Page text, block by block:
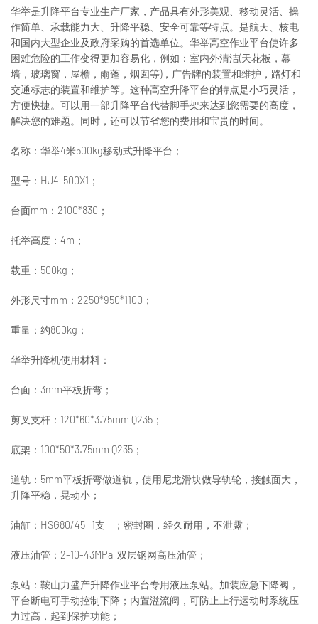
华举是升降平台专业生产厂家，产品具有外形美观、移动灵活、操
作简单、承载能力大、升降平稳、安全可靠等特点。是航天、核电
和国内大型企业及政府采购的首选单位。华举高空作业平台使许多
困难危险的工作变得更加容易化，例如：室内外清洁(天花板，幕
墙，玻璃窗，屋檐，雨蓬，烟囱等)，广告牌的装置和维护，路灯和
交通标志的装置和维护等。这种高空升降平台的特点是小巧灵活，
方便快捷。可以用一部升降平台代替脚手架来达到您需要的高度，
解决您的难题。同时，还可以节省您的费用和宝贵的时间。
名称：华举4米500kg移动式升降平台；
型号：HJ4-500X1；
台面mm：2100*830；
托举高度：4m；
载重：500kg；
外形尺寸mm：2250*950*1100；
重量：约800kg；
华举升降机使用材料：
台面：3mm平板折弯；
剪叉支杆：120*60*3.75mm Q235；
底架：100*50*3.75mm Q235；
道轨：5mm平板折弯做道轨，使用尼龙滑块做导轨轮，接触面大，
升降平稳，晃动小；
油缸：HSG80/45 1支 ；密封圈，经久耐用，不泄露；
液压油管：2-10-43MPa 双层钢网高压油管；
泵站：鞍山力盛产升降作业平台专用液压泵站。加装应急下降阀，
平台断电可手动控制下降；内置溢流阀，可防止上行运动时系统压
力过高，起到保护功能；